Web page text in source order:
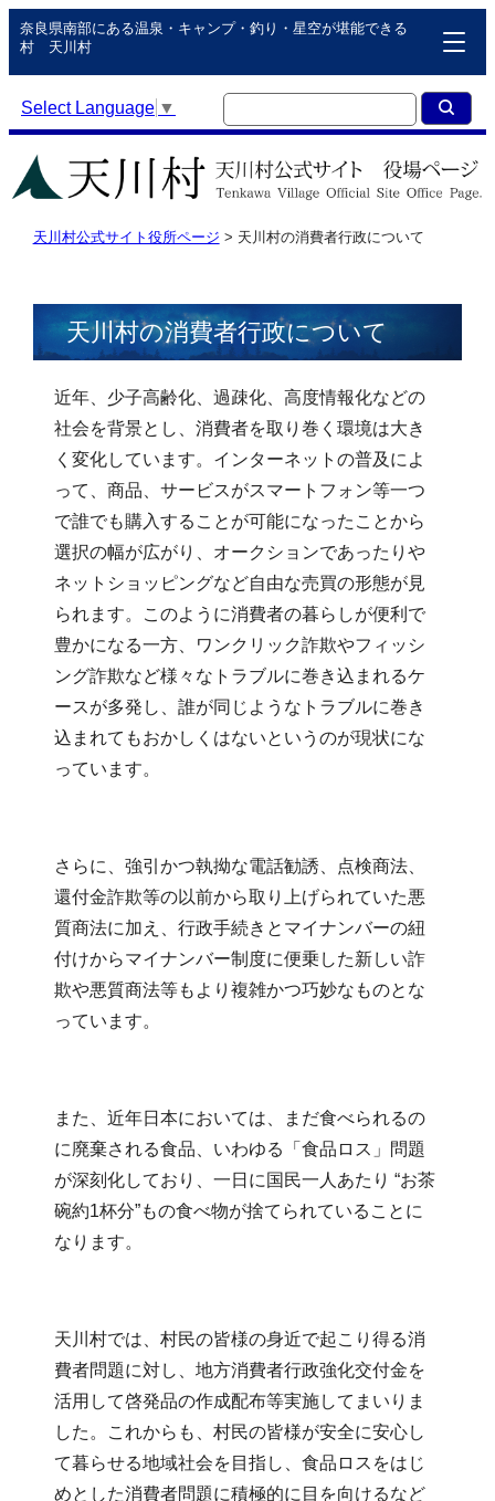
奈良県南部にある温泉・キャンプ・釣り・星空が堪能できる
村 天川村
Select Language ▼
天川村公式サイト役所ページ > 天川村の消費者行政について
天川村の消費者行政について
近年、少子高齢化、過疎化、高度情報化などの
社会を背景とし、消費者を取り巻く環境は大き
く変化しています。インターネットの普及によ
って、商品、サービスがスマートフォン等一つ
で誰でも購入することが可能になったことから
選択の幅が広がり、オークションであったりや
ネットショッピングなど自由な売買の形態が見
られます。このように消費者の暮らしが便利で
豊かになる一方、ワンクリック詐欺やフィッシ
ング詐欺など様々なトラブルに巻き込まれるケ
ースが多発し、誰が同じようなトラブルに巻き
込まれてもおかしくはないというのが現状にな
っています。
さらに、強引かつ執拗な電話勧誘、点検商法、
還付金詐欺等の以前から取り上げられていた悪
質商法に加え、行政手続きとマイナンバーの紐
付けからマイナンバー制度に便乗した新しい詐
欺や悪質商法等もより複雑かつ巧妙なものとな
っています。
また、近年日本においては、まだ食べられるの
に廃棄される食品、いわゆる「食品ロス」問題
が深刻化しており、一日に国民一人あたり “お茶
碗約1杯分”もの食べ物が捨てられていることに
なります。
天川村では、村民の皆様の身近で起こり得る消
費者問題に対し、地方消費者行政強化交付金を
活用して啓発品の作成配布等実施してまいりま
した。これからも、村民の皆様が安全に安心し
て暮らせる地域社会を目指し、食品ロスをはじ
めとした消費者問題に積極的に目を向けるなど